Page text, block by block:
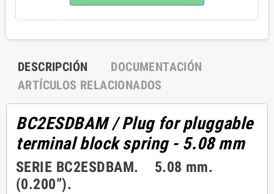
DESCRIPCIÓN
DOCUMENTACIÓN
ARTÍCULOS RELACIONADOS
BC2ESDBAM/ Plug for pluggable
terminal block spring - 5.08 mm
SERIE BC2ESDBAM. 5.08 mm.
(0.200”).